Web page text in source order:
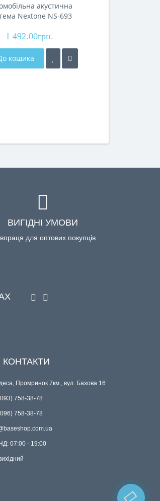
акустична
Nextone NS-693
1 492.00грн.
кошика
ВИГІДНІ УМОВИ
для оптових покупців
КОНТАКТИ
Промринок 7км., вул. Базова 16
758-38-78
758-38-78
07:00 - 19:00